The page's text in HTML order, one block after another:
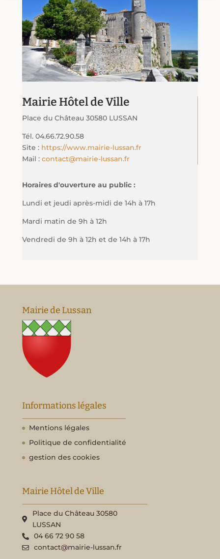
Mairie Hôtel de Ville
Place du Château 30580 LUSSAN
Tél. 04.66.72.90.58
Site :https://www.mairie-lussan.fr
Mail : contact@mairie-lussan.fr
Horaires d'ouverture au public :
Lundi et jeudi après-midi de 14h à 17h
Mardi matin de 9h à 12h
Vendredi de 9h à 12h et de 14h à 17h
Mairie de Lussan
Informations légales
Mentions légales
Politique de confidentialité
gestion des cookies
Mairie Hôtel de Ville
Place du Château 30580
LUSSAN
04 66 72 90 58
contact@mairie-lussan.fr